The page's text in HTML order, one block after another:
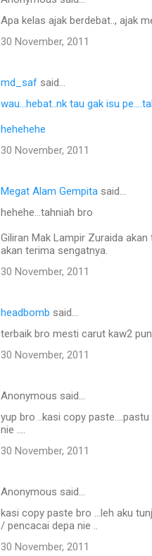
Apa kelas ajak berdebat.., ajak
30 November, 2011
md_saf said…
wau...hebat..nk tau gak isu
hehehehe
30 November, 2011
Megat Alam Gempita said…
hehehe...tahniah bro
Giliran Mak Lampir Zuraida
akan terima sengatnya.
30 November, 2011
headbomb said…
terbaik bro mesti carut kaw2
30 November, 2011
Anonymous said…
yup bro ..kasi copy
nie ....
30 November, 2011
Anonymous said…
kasi copy paste bro ...leh aku
/ pencacai depa nie ..
30 November, 2011